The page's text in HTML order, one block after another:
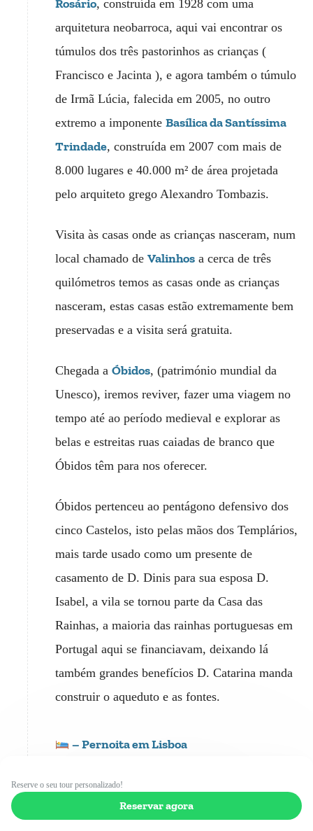
Rosário, construída em 1928 com uma
arquitetura neobarroca, aqui vai encontrar os
túmulos dos três pastorinhos as crianças (
Francisco e Jacinta ), e agora também o túmulo
de Irmã Lúcia, falecida em 2005, no outro
extremo a imponente Basílica da Santíssima
Trindade, construída em 2007 com mais de
8.000 lugares e 40.000 m² de área projetada
pelo arquiteto grego Alexandro Tombazis.
Visita às casas onde as crianças nasceram, num
local chamado de Valinhos a cerca de três
quilómetros temos as casas onde as crianças
nasceram, estas casas estão extremamente bem
preservadas e a visita será gratuita.
Chegada a Óbidos, (património mundial da
Unesco), iremos reviver, fazer uma viagem no
tempo até ao período medieval e explorar as
belas e estreitas ruas caiadas de branco que
Óbidos têm para nos oferecer.
Óbidos pertenceu ao pentágono defensivo dos
cinco Castelos, isto pelas mãos dos Templários,
mais tarde usado como um presente de
casamento de D. Dinis para sua esposa D.
Isabel, a vila se tornou parte da Casa das
Rainhas, a maioria das rainhas portuguesas em
Portugal aqui se financiavam, deixando lá
também grandes benefícios D. Catarina manda
construir o aqueduto e as fontes.
– Pernoita em Lisboa
Dia 7: Lisboa
Reserve o seu tour personalizado!
Reservar agora